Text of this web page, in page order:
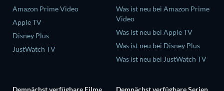
Amazon Prime Video
Apple TV
Disney Plus
JustWatch TV
Was ist neu bei Amazon Prime
Video
Was ist neu bei Apple TV
Was ist neu bei Disney Plus
Was ist neu bei JustWatch TV